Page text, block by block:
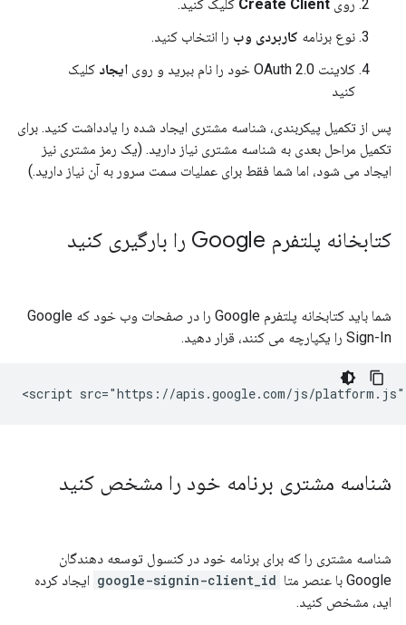
روی Create Client کلیک کنید.
نوع برنامه کاربردی وب را انتخاب کنید.
کلاینت OAuth 2.0 خود را نام ببرید و روی
ایجاد کلیک
کنید
پس از تکمیل پیکربندی، شناسه مشتری ایجاد شده را یادداشت کنید. برای
تکمیل مراحل بعدی به شناسه مشتری نیاز دارید. (یک رمز مشتری نیز
ایجاد می شود، اما شما فقط برای عملیات سمت سرور به آن نیاز دارید.)
کتابخانه پلتفرم Google را بارگیری کنید
شما باید کتابخانه پلتفرم Google را در صفحات وب خود که Google
Sign-In را یکپارچه می کنند، قرار دهید.
شناسه مشتری برنامه خود را مشخص کنید
شناسه مشتری را که برای برنامه خود در کنسول توسعه دهندگان
Google با عنصر متا
google-signin-client_id ایجاد کرده
اید، مشخص کنید.